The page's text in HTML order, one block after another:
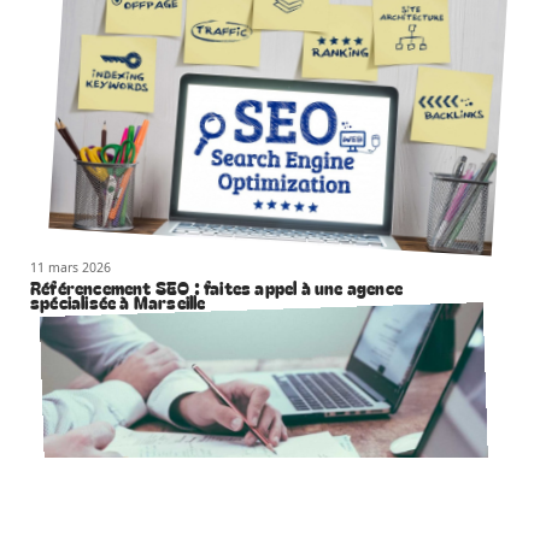
11 mars 2026
Référencement SEO : faites appel à une agence
spécialisée à Marseille